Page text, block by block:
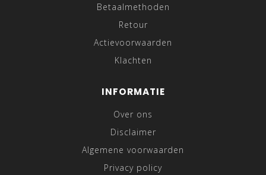
Betaalmethoden
Retour
Actievoorwaarden
Klachten
INFORMATIE
Over ons
Disclaimer
Algemene voorwaarden
Privacy policy